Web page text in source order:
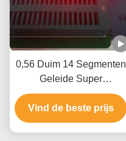
0,56 Duim 14 Segmenten
Geleide Super
heldergroen van de
Vertonings
gemeenschappelijke
Vind de beste prijs